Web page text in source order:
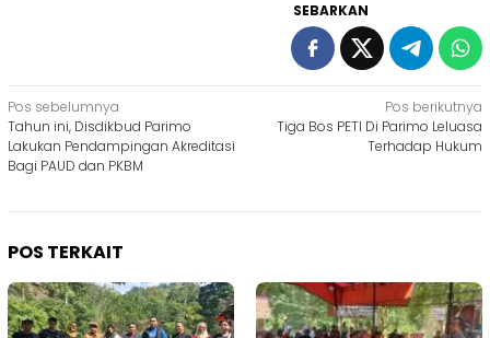
SEBARKAN
Navigasi
pos
Pos sebelumnya
Tahun ini, Disdikbud Parimo
Lakukan Pendampingan Akreditasi
Bagi PAUD dan PKBM
Pos berikutnya
Tiga Bos PETI Di Parimo Leluasa
Terhadap Hukum‎
POS TERKAIT